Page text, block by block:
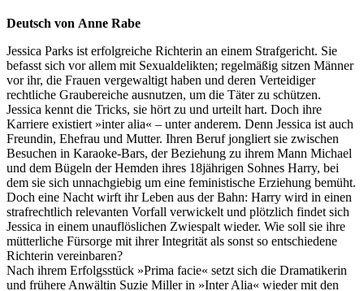
Deutsch von Anne Rabe
Jessica Parks ist erfolgreiche Richterin an einem Strafgericht. Sie
befasst sich vor allem mit Sexualdelikten; regelmäßig sitzen Männer
vor ihr, die Frauen vergewaltigt haben und deren Verteidiger
rechtliche Graubereiche ausnutzen, um die Täter zu schützen.
Jessica kennt die Tricks, sie hört zu und urteilt hart. Doch ihre
Karriere existiert »inter alia« – unter anderem. Denn Jessica ist auch
Freundin, Ehefrau und Mutter. Ihren Beruf jongliert sie zwischen
Besuchen in Karaoke-Bars, der Beziehung zu ihrem Mann Michael
und dem Bügeln der Hemden ihres 18jährigen Sohnes Harry, bei
dem sie sich unnachgiebig um eine feministische Erziehung bemüht.
Doch eine Nacht wirft ihr Leben aus der Bahn: Harry wird in einen
strafrechtlich relevanten Vorfall verwickelt und plötzlich findet sich
Jessica in einem unauflöslichen Zwiespalt wieder. Wie soll sie ihre
mütterliche Fürsorge mit ihrer Integrität als sonst so entschiedene
Richterin vereinbaren?
Nach ihrem Erfolgsstück »Prima facie« setzt sich die Dramatikerin
und frühere Anwältin Suzie Miller in »Inter Alia« wieder mit den